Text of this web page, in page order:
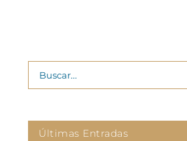
Buscar:
Últimas Entradas